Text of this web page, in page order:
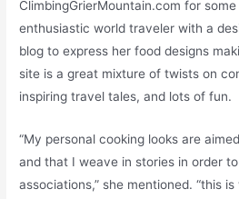
ClimbingGrierMountain.com for
enthusiastic world traveler with a
blog to express her food designs
site is a great mixture of twists on
inspiring travel tales, and lots of fun.
“My personal cooking looks are
and that I weave in stories in order
associations,” she mentioned. “this